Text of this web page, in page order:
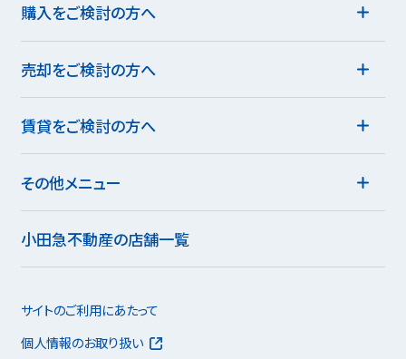
購入をご検討の方へ
売却をご検討の方へ
賃貸をご検討の方へ
その他メニュー
小田急不動産の店舗一覧
サイトのご利用にあたって
個人情報のお取り扱い